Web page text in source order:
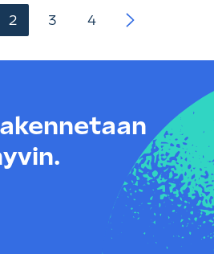
2 3 4